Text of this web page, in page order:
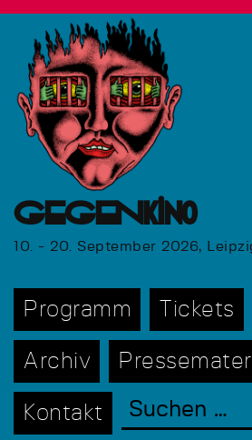
GEGENkino
10. - 20. September 2026,
Programm Tickets
Archiv
Kontakt